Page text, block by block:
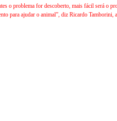
o problema for descoberto, mais fácil será o
para ajudar o animal”, diz Ricardo Tamborini,